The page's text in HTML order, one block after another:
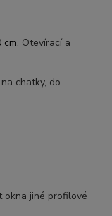
cm. Otevírací a
chatky, do
okna jiné profilové